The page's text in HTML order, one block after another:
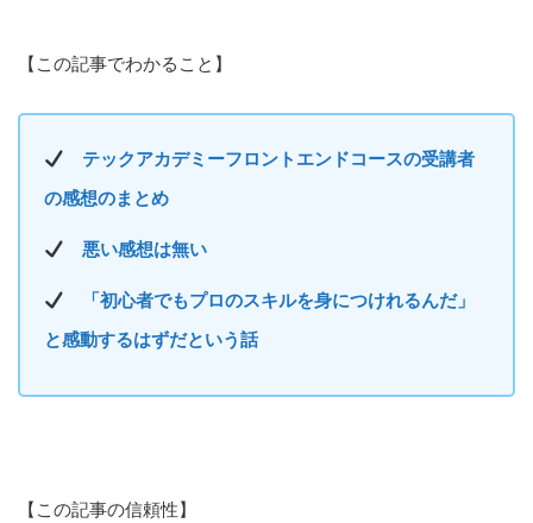
【この記事でわかること】
テックアカデミーフロントエンドコースの受講者
の感想のまとめ
悪い感想は無い
「初心者でもプロのスキルを身につけれるんだ」
と感動するはずだという話
【この記事の信頼性】